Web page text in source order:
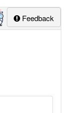
Feedback